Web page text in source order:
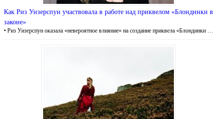
Как Риз Уизерспун участвовала в работе над приквелом «Блондинки в
законе»
• Риз Уизерспун оказала «невероятное влияние» на создание приквела «Блондинки …